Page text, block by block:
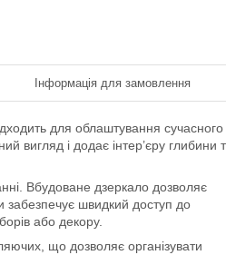
Інформація для замовлення
для облаштування сучасного
вигляд і додає інтер’єру глибини
Вбудоване дзеркало дозволяє
забезпечує швидкий доступ до
або декору.
що дозволяє організувати